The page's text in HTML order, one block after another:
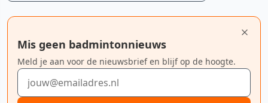
Mis geen badmintonnieuws
Meld je aan voor de nieuwsbrief en blijf op de hoogte.
E-mailadres